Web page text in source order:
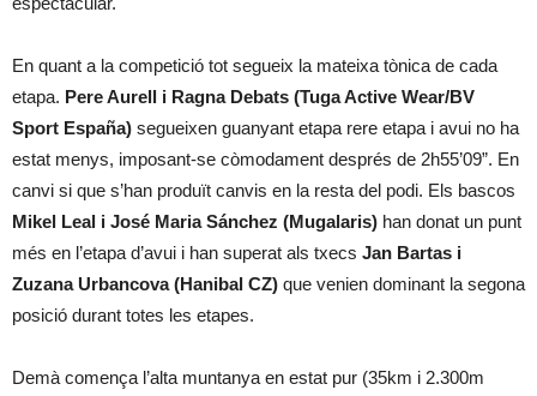
En quant a la competició tot segueix la mateixa tònica de cada
etapa. Pere Aurell i Ragna Debats (Tuga Active Wear/BV
Sport España) segueixen guanyant etapa rere etapa i avui no ha
estat menys, imposant-se còmodament després de 2h55’09”. En
canvi si que s’han produït canvis en la resta del podi. Els bascos
Mikel Leal i José Maria Sánchez (Mugalaris) han donat un punt
més en l’etapa d’avui i han superat als txecs Jan Bartas i
Zuzana Urbancova (Hanibal CZ) que venien dominant la segona
posició durant totes les etapes.
Demà comença l’alta muntanya en estat pur (35km i 2.300m